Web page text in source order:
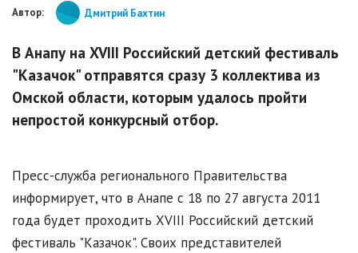
Автор: Дмитрий Бахтин
В Анапу на XVIII Российский детский фестиваль
"Казачок" отправятся сразу 3 коллектива из
Омской области, которым удалось пройти
непростой конкурсный отбор.
Пресс-служба регионального Правительства
информирует, что в Анапе с 18 по 27 августа 2011
года будет проходить XVIII Российский детский
фестиваль "Казачок". Своих представителей